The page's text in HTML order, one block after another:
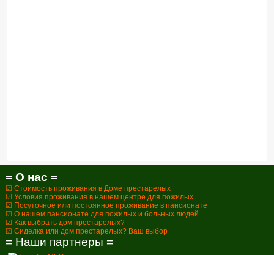
= О нас =
☑ Стоимость проживания в Доме престарелых
☑ Условия проживания в нашем центре для пожилых
☑ Посуточное или постоянное проживание в пансионате
☑ О нашем пансионате для пожилых и больных людей
☑ Как выбрать дом престарелых?
☑ Сиделка или дом престарелых? Ваш выбор
= Наши партнеры =